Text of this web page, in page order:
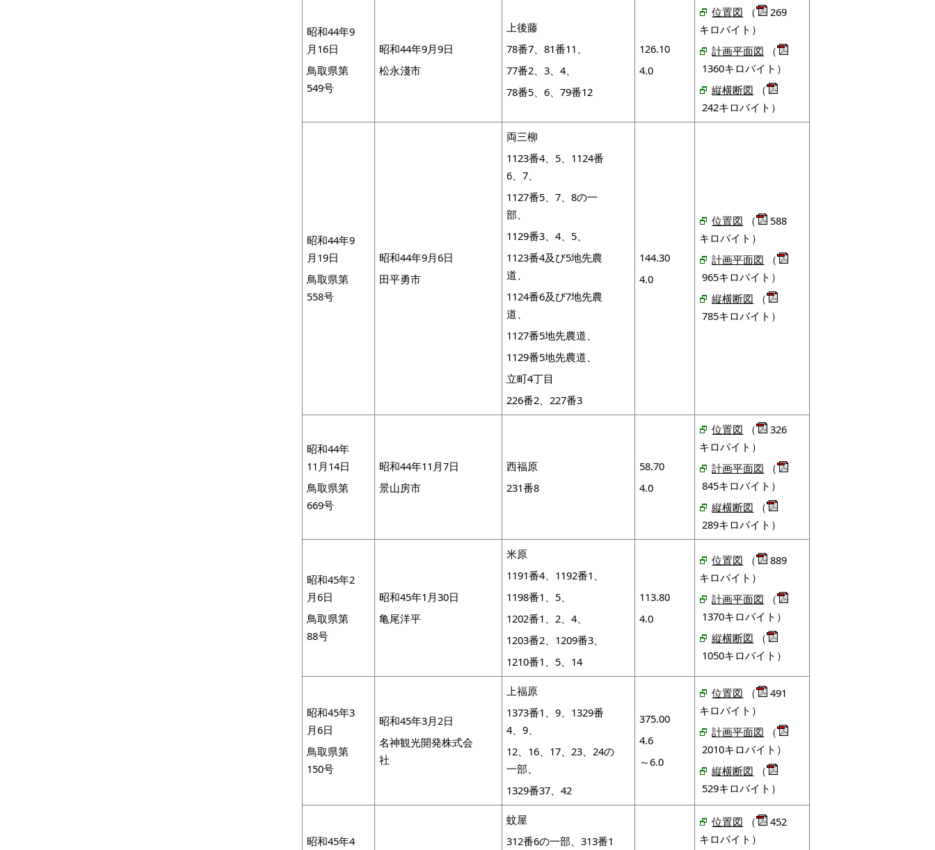
昭和44年9
月16日
鳥取県第
549号
昭和44年9月9日
松永淺市
上後藤
78番7、81番11、
77番2、3、4、
78番5、6、79番12
126.10
4.0
位置図 （
269
キロバイト）
計画平面図 （
1360キロバイト）
縦横断図 （
242キロバイト）
昭和44年9
月19日
鳥取県第
558号
昭和44年9月6日
田平勇市
両三柳
1123番4、5、1124番
6、7、
1127番5、7、8の一
部、
1129番3、4、5、
1123番4及び5地先農
道、
1124番6及び7地先農
道、
1127番5地先農道、
1129番5地先農道、
立町4丁目
226番2、227番3
144.30
4.0
位置図 （
588
キロバイト）
計画平面図 （
965キロバイト）
縦横断図 （
785キロバイト）
昭和44年
11月14日
鳥取県第
669号
昭和44年11月7日
景山房市
西福原
231番8
58.70
4.0
位置図 （
326
キロバイト）
計画平面図 （
845キロバイト）
縦横断図 （
289キロバイト）
昭和45年2
月6日
鳥取県第
88号
昭和45年1月30日
亀尾洋平
米原
1191番4、1192番1、
1198番1、5、
1202番1、2、4、
1203番2、1209番3、
1210番1、5、14
113.80
4.0
位置図 （
889
キロバイト）
計画平面図 （
1370キロバイト）
縦横断図 （
1050キロバイト）
昭和45年3
月6日
鳥取県第
150号
昭和45年3月2日
名神観光開発株式会
社
上福原
1373番1、9、1329番
4、9、
12、16、17、23、24の
一部、
1329番37、42
375.00
4.6
～6.0
位置図 （
491
キロバイト）
計画平面図 （
2010キロバイト）
縦横断図 （
529キロバイト）
昭和45年4
蚊屋
312番6の一部、313番1
位置図 （
452
キロバイト）